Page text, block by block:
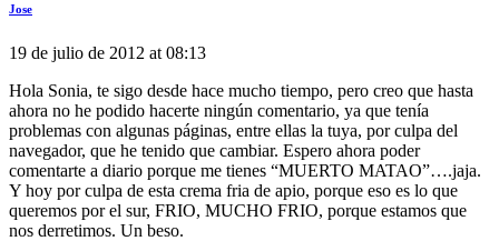
Jose
19 de julio de 2012 at 08:13
Hola Sonia, te sigo desde hace mucho tiempo, pero creo que hasta
ahora no he podido hacerte ningún comentario, ya que tenía
problemas con algunas páginas, entre ellas la tuya, por culpa del
navegador, que he tenido que cambiar. Espero ahora poder
comentarte a diario porque me tienes “MUERTO MATAO”….jaja.
Y hoy por culpa de esta crema fria de apio, porque eso es lo que
queremos por el sur, FRIO, MUCHO FRIO, porque estamos que
nos derretimos. Un beso.